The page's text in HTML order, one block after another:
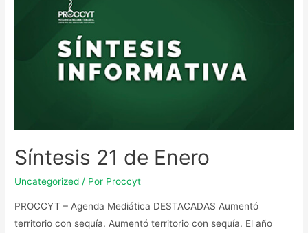
Síntesis 21 de Enero
Uncategorized / Por Proccyt
PROCCYT – Agenda Mediática DESTACADAS Aumentó
territorio con sequía. Aumentó territorio con sequía. El año